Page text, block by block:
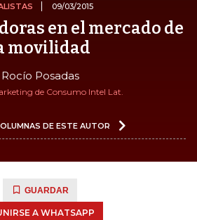
09/03/2015
en el mercado de
movilidad
Rocío Posadas
de Consumo Intel Lat.
DE ESTE AUTOR
GUARDAR
A WHATSAPP